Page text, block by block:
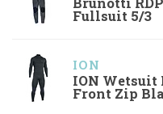
Fullsuit 5/3
ION
ION Wetsuit
Front Zip